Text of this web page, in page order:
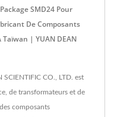
SMD24 Pour
De Composants
| YUAN DEAN
CO., LTD. est
de transformateurs et de
composants